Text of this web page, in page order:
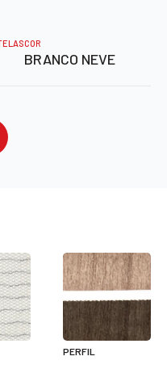
COR
BRANCO NEVE
PERFIL